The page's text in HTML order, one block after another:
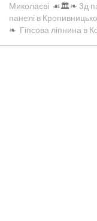
Миколаєві ☙🏛️❧ 3д
панелі в
❧ Гіпсова ліпнина в